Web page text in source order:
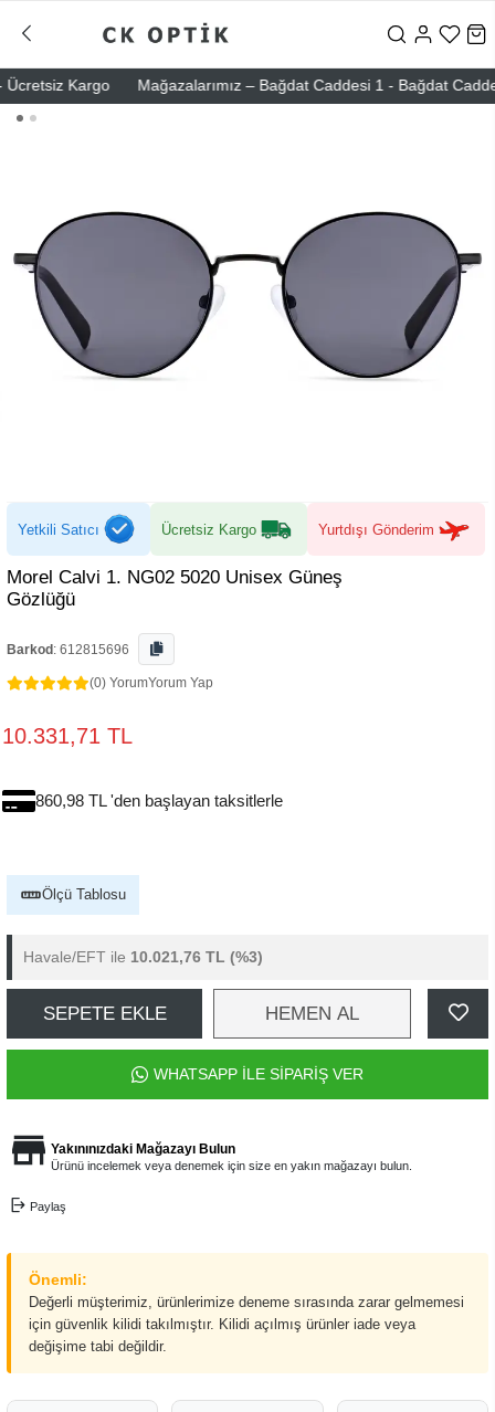
Kargo Mağazalarımız – Bağdat Caddesi 1 - Bağdat
Yetkili Satıcı Ücretsiz Kargo Yurtdışı Gönderim
Morel Calvi 1. NG02 5020 Unisex Güneş
Gözlüğü
Barkod : 612815696
(0) YorumYorum Yap
10.331,71 TL
860,98 TL 'den başlayan taksitlerle
Ölçü Tablosu
Havale/EFT ile 10.021,76 TL (%3)
SEPETE EKLE HEMEN AL
WHATSAPP İLE SİPARİŞ VER
Yakınınızdaki Mağazayı Bulun
Ürünü incelemek veya denemek için size en yakın mağazayı bulun.
Paylaş
Önemli:
Değerli müşterimiz, ürünlerimize deneme sırasında zarar gelmemesi
için güvenlik kilidi takılmıştır. Kilidi açılmış ürünler iade veya
değişime tabi değildir.